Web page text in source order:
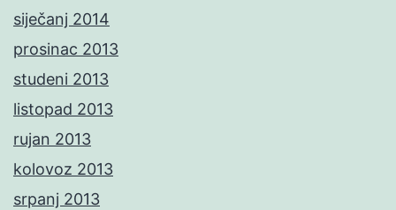
siječanj 2014
prosinac 2013
studeni 2013
listopad 2013
rujan 2013
kolovoz 2013
srpanj 2013